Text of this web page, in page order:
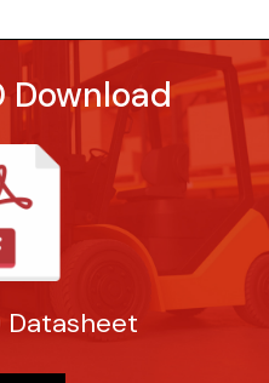
Download
Datasheet